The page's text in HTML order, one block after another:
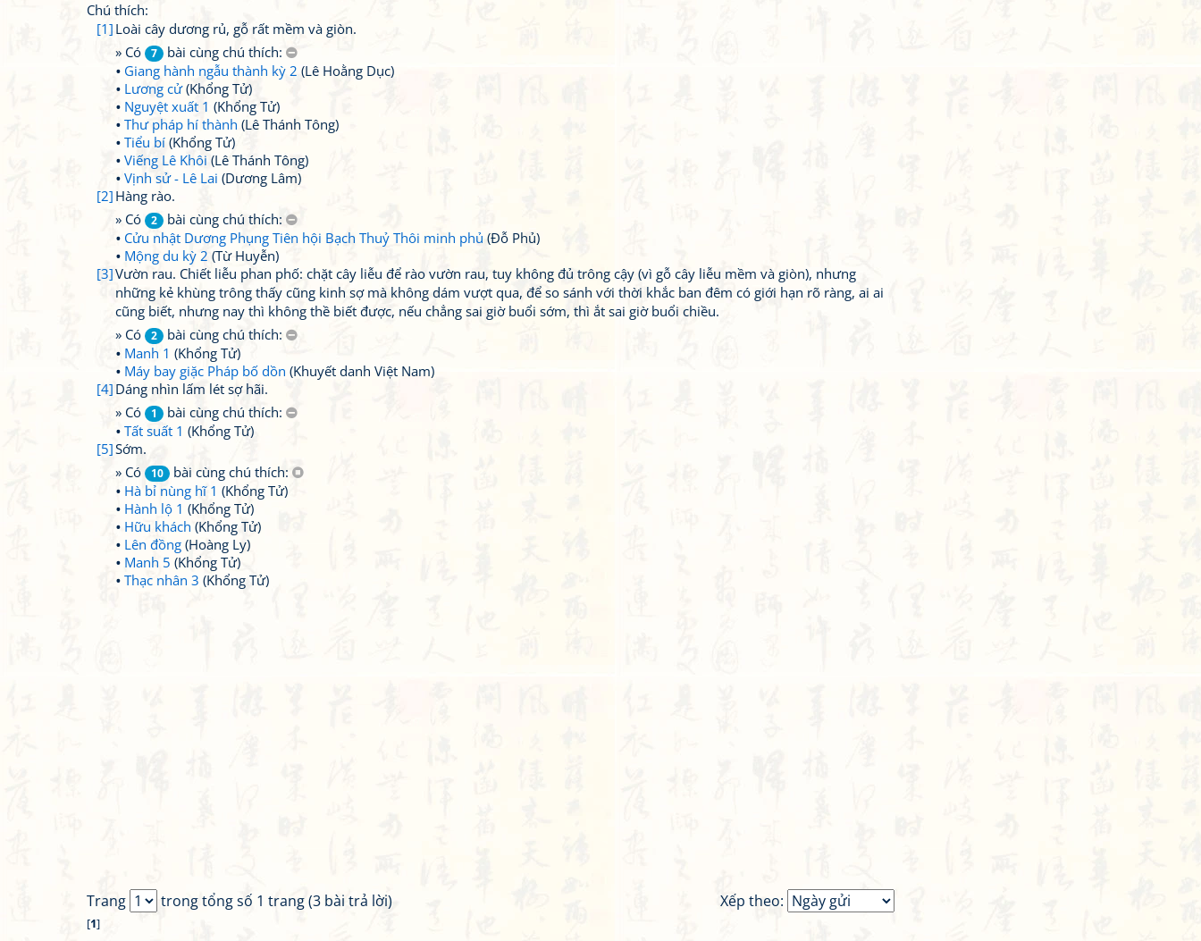
Chú thích:
[1] Loài cây dương rủ, gỗ rất mềm và giòn.
» Có
7
bài cùng chú thích:
Giang hành ngẫu thành kỳ 2 (Lê Hoằng Dục)
Lương cử(Khổng Tử)
Nguyệt xuất 1 (Khổng Tử)
Thư pháp hí thành (Lê Thánh Tông)
Tiểu bí (Khổng Tử)
Viếng Lê Khôi (Lê Thánh Tông)
Vịnh sử - Lê Lai (Dương Lâm)
[2] Hàng rào.
» Có
2
bài cùng chú thích:
Cửu nhật Dương Phụng Tiên hội Bạch Thuỷ Thôi minh phủ (Đỗ Phủ)
Mộng du kỳ 2 (Từ Huyễn)
[3]Vườn rau. Chiết liễu phan phố: chặt cây liễu để rào vườn rau, tuy không đủ trông cậy (vì gỗ cây liễu mềm và giòn), nhưng
những kẻ khùng trông thấy cũng kinh sợ mà không dám vượt qua, để so sánh với thời khắc ban đêm có giới hạn rõ ràng, ai ai
cũng biết, nhưng nay thì không thề biết được, nếu chẳng sai giờ buổi sớm, thì ắt sai giờ buổi chiều.
» Có
2
bài cùng chú thích:
Manh 1 (Khổng Tử)
Máy bay giặc Pháp bố dồn (Khuyết danh Việt Nam)
[4] Dáng nhìn lấm lét sợ hãi.
» Có
1
bài cùng chú thích:
Tất suất 1 (Khổng Tử)
[5]Sớm.
» Có
10
bài cùng chú thích:
Hà bỉ nùng hĩ 1 (Khổng Tử)
Hành lộ 1 (Khổng Tử)
Hữu khách (Khổng Tử)
Lên đồng (Hoàng Ly)
Manh 5 (Khổng Tử)
Thạc nhân 3 (Khổng Tử)
Xếp theo:
Trang trong tổng số 1 trang (3 bài trả lời)
[1]